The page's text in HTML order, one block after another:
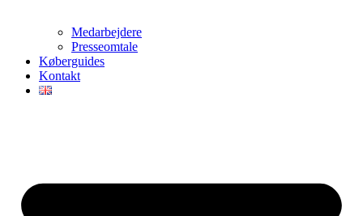
Medarbejdere
Presseomtale
Køberguides
Kontakt